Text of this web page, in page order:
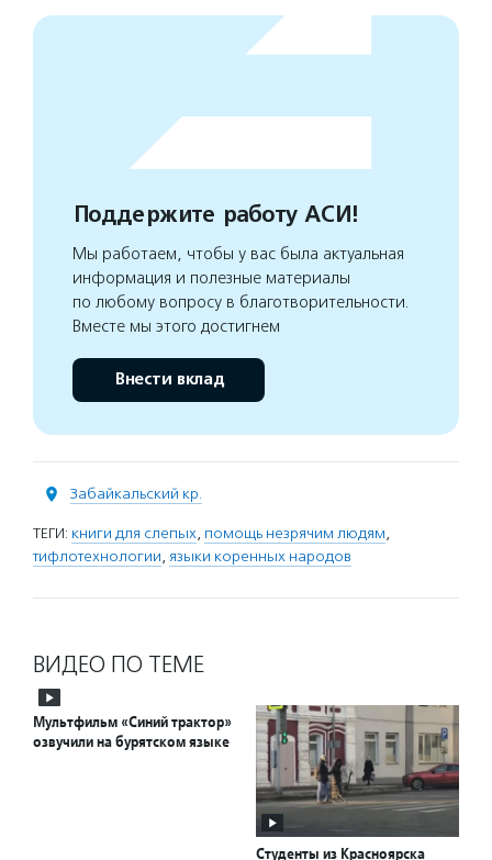
Поддержите работу АСИ!
Мы работаем, чтобы у вас была актуальная
информация и полезные материалы
по любому вопросу в благотворительности.
Вместе мы этого достигнем
Внести вклад
Забайкальский кр.
ТЕГИ: книги для слепых, помощь незрячим людям,
тифлотехнологии, языки коренных народов
ВИДЕО ПО ТЕМЕ
Мультфильм «Синий трактор»
озвучили на бурятском языке
Студенты из Красноярска